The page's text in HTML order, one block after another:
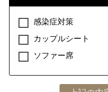
レストラン（その他）
感染症対策
カップルシート
ソファー席